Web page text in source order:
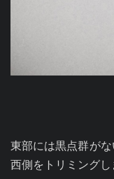
東部には黒点群が
西側をトリミングし